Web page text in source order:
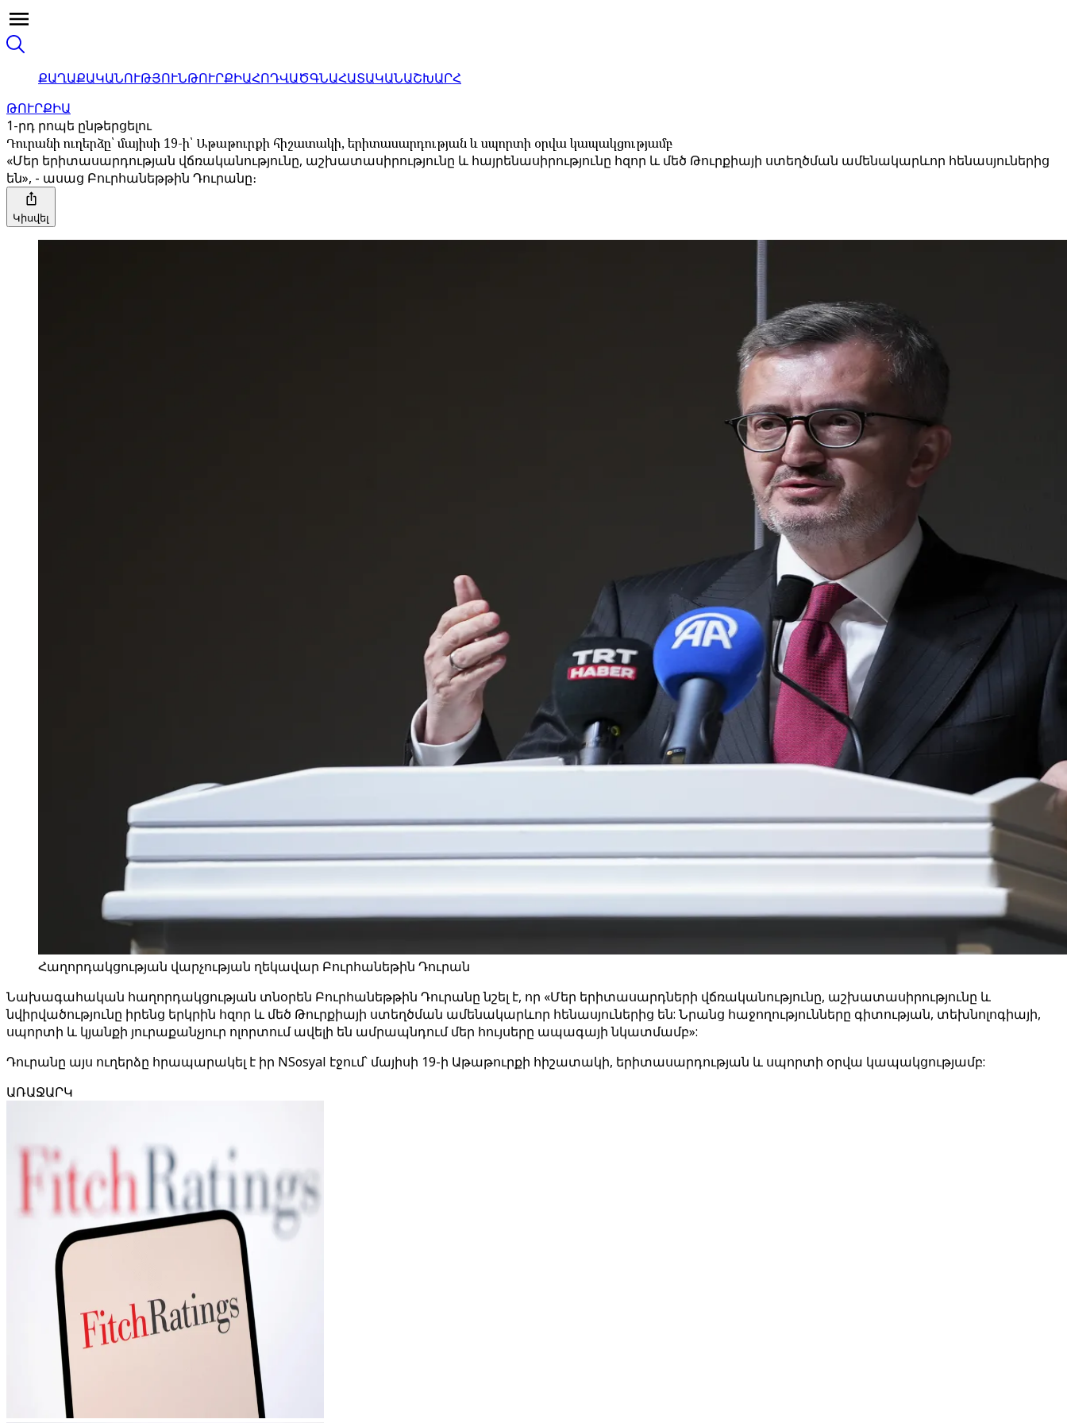
ՔԱՂԱՔԱԿԱՆՈՒԹՅՈՒՆԹՈՒՐՔԻԱՀՈԴՎԱԾԳՆԱՀԱՏԱԿԱՆԱՇԽԱՐՀ
ԹՈՒՐՔԻԱ
1-րդ րոպե ընթերցելու
Դուրանի ուղերձը՝ մայիսի 19-ի՝ Աթաթուրքի հիշատակի, երիտասարդության և սպորտի օրվա կապակցությամբ
«Մեր երիտասարդության վճռականությունը, աշխատասիրությունը և հայրենասիրությունը հզոր և մեծ Թուրքիայի ստեղծման ամենակարևոր հենասյուներից
են», - ասաց Բուրհանեթթին Դուրանը։
Կիսվել
Հաղորդակցության վարչության ղեկավար Բուրհանեթին Դուրան
Նախագահական հաղորդակցության տնօրեն Բուրհանեթթին Դուրանը նշել է, որ «Մեր երիտասարդների վճռականությունը, աշխատասիրությունը և
նվիրվածությունը իրենց երկրին հզոր և մեծ Թուրքիայի ստեղծման ամենակարևոր հենասյուներից են: Նրանց հաջողությունները գիտության, տեխնոլոգիայի,
սպորտի և կյանքի յուրաքանչյուր ոլորտում ավելի են ամրապնդում մեր հույսերը ապագայի նկատմամբ»:
Դուրանը այս ուղերձը հրապարակել է իր NSosyal էջում՝ մայիսի 19-ի Աթաթուրքի հիշատակի, երիտասարդության և սպորտի օրվա կապակցությամբ:
ԱՌԱՋԱՐԿ